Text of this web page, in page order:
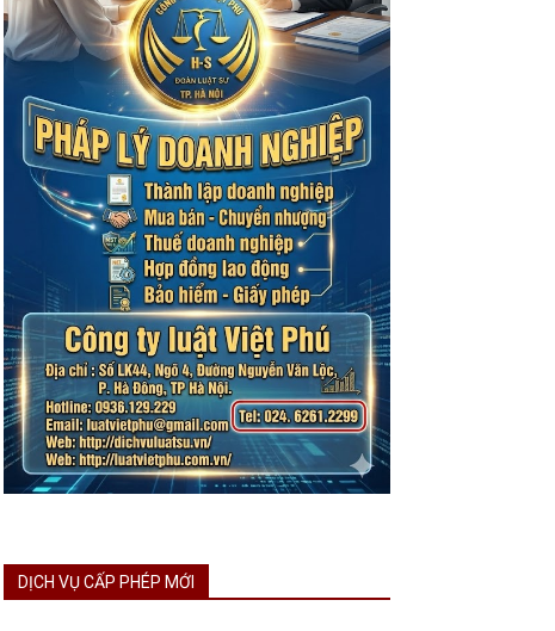
DỊCH VỤ CẤP PHÉP MỚI